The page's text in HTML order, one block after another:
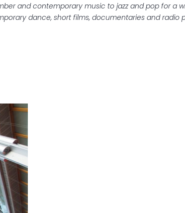
and contemporary music to jazz and pop for a
dance, short films, documentaries and radio